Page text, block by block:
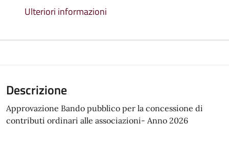
Ulteriori informazioni
Descrizione
Approvazione Bando pubblico per la concessione di
contributi ordinari alle associazioni- Anno 2026